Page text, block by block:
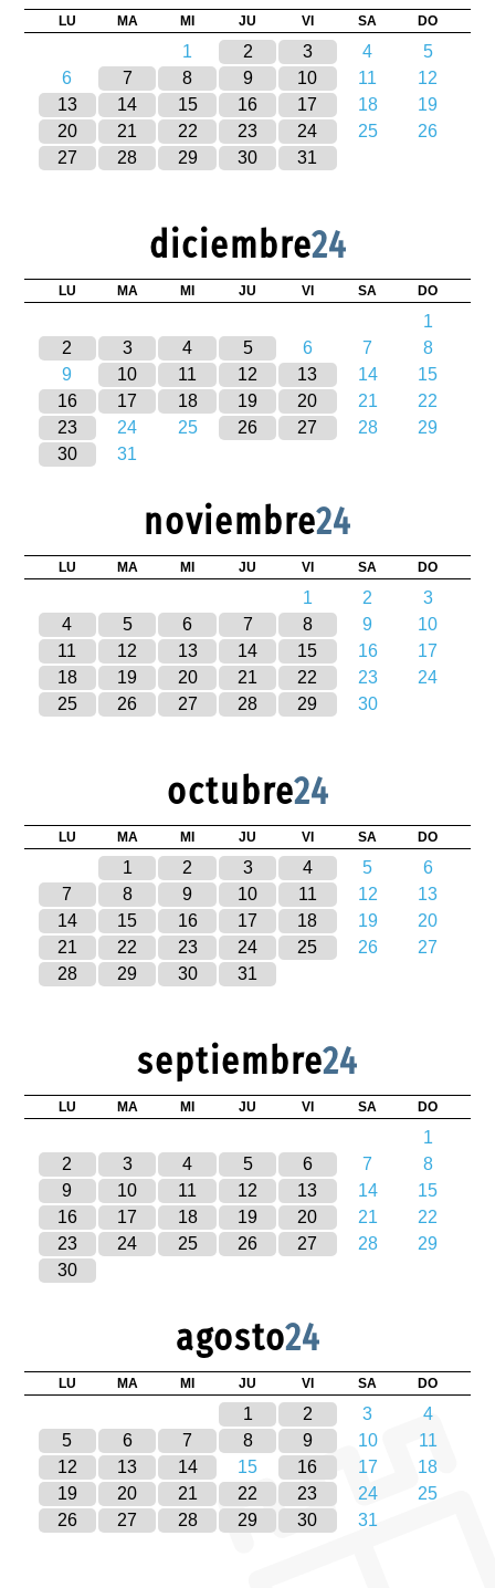
LU MA MI JU VI SA DO
1 2 3 4
5
6
7 8 9 10 11
12
13
14 15 16 17 18
19
20
21 22 23 24 25
26
27
28 29 30 31
diciembre24
LU MA MI JU VI SA DO
1
2
3 4 5 6 7
8
9
10 11 12 13 14
15
16
17 18 19 20 21
22
23
24 25 26 27 28
29
30
31
noviembre24
LU MA MI JU VI SA DO
1 2
3
4
5 6 7 8 9
10
11
12 13 14 15 16
17
18
19 20 21 22 23
24
25
26 27 28 29 30
octubre24
LU MA MI JU VI SA DO
1 2 3 4 5
6
7
8 9 10 11 12
13
14
15 16 17 18 19
20
21
22 23 24 25 26
27
28
29 30 31
septiembre24
LU MA MI JU VI SA DO
1
2
3 4 5 6 7
8
9
10 11 12 13 14
15
16
17 18 19 20 21
22
23
24 25 26 27 28
29
30
agosto24
LU MA MI JU VI SA DO
1 2 3
4
5
6 7 8 9 10
11
12
13 14 15 16 17
18
19
20 21 22 23 24
25
26
27 28 29 30 31